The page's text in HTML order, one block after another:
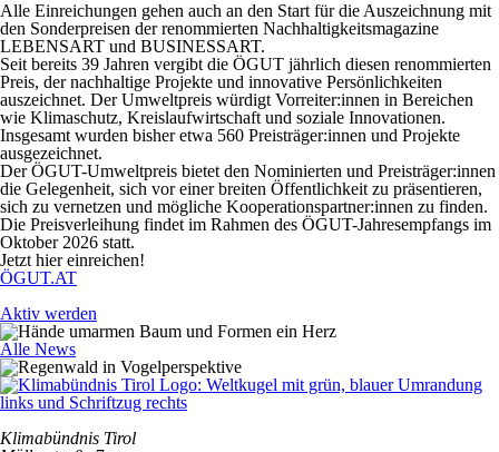
Alle Einreichungen gehen auch an den Start für die Auszeichnung mit
den Sonderpreisen der renommierten Nachhaltigkeitsmagazine
LEBENSART und BUSINESSART.
Seit bereits 39 Jahren vergibt die ÖGUT jährlich diesen renommierten
Preis, der nachhaltige Projekte und innovative Persönlichkeiten
auszeichnet. Der Umweltpreis würdigt Vorreiter:innen in Bereichen
wie Klimaschutz, Kreislaufwirtschaft und soziale Innovationen.
Insgesamt wurden bisher etwa 560 Preisträger:innen und Projekte
ausgezeichnet.
Der ÖGUT-Umweltpreis bietet den Nominierten und Preisträger:innen
die Gelegenheit, sich vor einer breiten Öffentlichkeit zu präsentieren,
sich zu vernetzen und mögliche Kooperationspartner:innen zu finden.
Die Preisverleihung findet im Rahmen des ÖGUT-Jahresempfangs im
Oktober 2026 statt.
Jetzt hier einreichen!
ÖGUT.AT
Aktiv werden
Alle News
Klimabündnis Tirol